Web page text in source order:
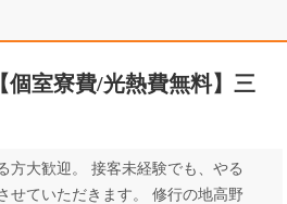
室寮費/光熱費無料】三
方大歓迎。 接客未経験でも、やる
せていただきます。 修行の地高野